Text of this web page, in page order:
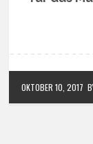
OKTOBER 10, 2017